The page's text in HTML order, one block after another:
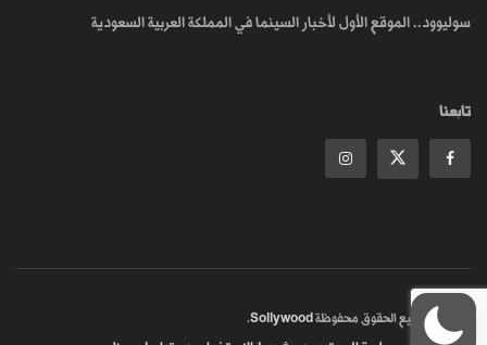
سوليوود.. الموقع الأول لأخبار السينما في المملكة العربية السعودية
تابعنا
جميع الحقوق محفوظة Sollywood
.